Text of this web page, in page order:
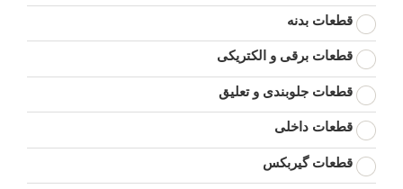
قطعات بدنه
قطعات برقی و الکتریکی
قطعات جلوبندی و تعلیق
قطعات داخلی
قطعات گیربکس